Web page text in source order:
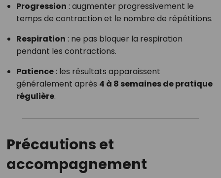
Progression : augmenter progressivement le
temps de contraction et le nombre de répétitions.
Respiration : ne pas bloquer la respiration
pendant les contractions.
Patience: les résultats apparaissent
généralement après 4 à 8 semaines de pratique
régulière.
Précautions et
accompagnement